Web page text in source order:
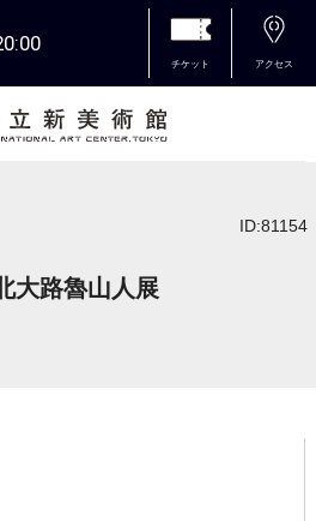
チケット アクセス
ID:81154
大路魯山人展